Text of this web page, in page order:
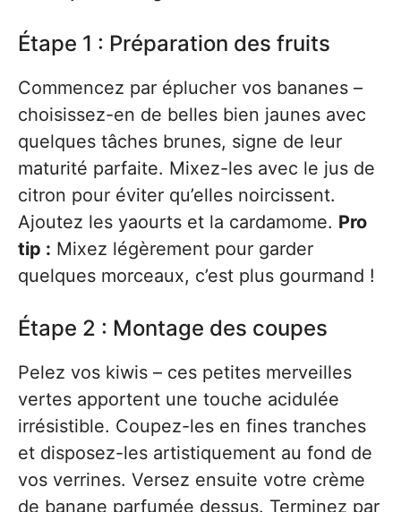
Étape 1 : Préparation des fruits
Commencez par éplucher vos bananes –
choisissez-en de belles bien jaunes avec
quelques tâches brunes, signe de leur
maturité parfaite. Mixez-les avec le jus de
citron pour éviter qu’elles noircissent.
Ajoutez les yaourts et la cardamome. Pro
tip : Mixez légèrement pour garder
quelques morceaux, c’est plus gourmand !
Étape 2 : Montage des coupes
Pelez vos kiwis – ces petites merveilles
vertes apportent une touche acidulée
irrésistible. Coupez-les en fines tranches
et disposez-les artistiquement au fond de
vos verrines. Versez ensuite votre crème
de banane parfumée dessus. Terminez par